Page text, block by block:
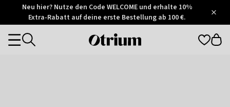
Otrium
Trustpilot
Neu hier? Nutze den Code WELCOME und erhalte 10%
Extra-Rabatt auf deine erste Bestellung ab 100 €.
Otrium
Categories